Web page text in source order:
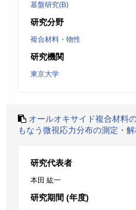
基盤研究(B)
研究分野
複合材料・物性
研究機関
東京大学
オールオキサイド複合材料
もなう微視応力分布の測定・
研究代表者
本田 紘一
研究期間 (年度)